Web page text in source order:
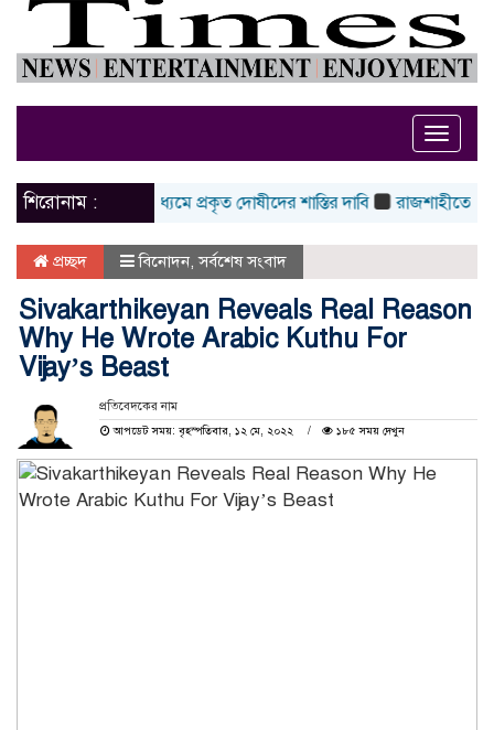
Toggle
শিরোনাম :
; তদন্তের মাধ্যমে প্রকৃত দোষীদের শাস্তির দাবি রাজশাহীতে মধুপুরের
প্রচ্ছদ বিনোদন,সর্বশেষ সংবাদ
Sivakarthikeyan Reveals Real Reason
Why He Wrote Arabic Kuthu For
Vijay’s Beast
প্রতিবেদকের নাম
আপডেট সময়: বৃহস্পতিবার, ১২ মে, ২০২২
১৮৫ সময় দেখুন